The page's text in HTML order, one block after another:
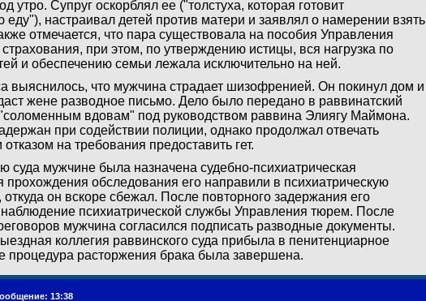
утро. Супруг оскорблял ее ("толстуха, которая готовит
еду"), настраивал детей против матери и заявлял о намерении взять
отмечается, что пара существовала на пособия Управления
при этом, по утверждению истицы, вся нагрузка по
и обеспечению семьи лежала исключительно на ней.
выяснилось, что мужчина страдает шизофренией. Он покинул дом и
жене разводное письмо. Дело было передано в раввинатский
вдовам" под руководством раввина Элиягу Маймона.
при содействии полиции, однако продолжал отвечать
отказом на требования предоставить гет.
суда мужчине была назначена судебно-психиатрическая
прохождения обследования его направили в психиатрическую
откуда он вскоре сбежал. После повторного задержания его
психиатрической службы Управления тюрем. После
мужчина согласился подписать разводные документы.
коллегия раввинского суда прибыла в пенитенциарное
процедура расторжения брака была завершена.
13:38